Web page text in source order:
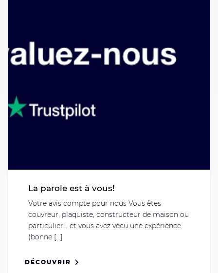
La parole est à vous!
Votre avis compte pour nous Vous êtes
couvreur, plaquiste, constructeur de maison ou
particulier… et vous avez vécu une expérience
(bonne [...]
DÉCOUVRIR